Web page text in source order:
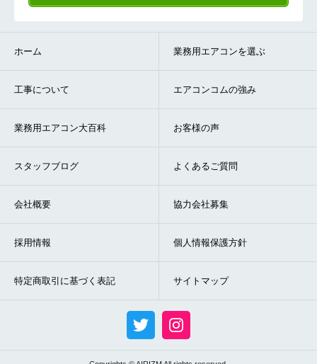
ホーム 業務用エアコンを選ぶ
工事について エアコンコムの強み
業務用エアコン大百科 お客様の声
スタッフブログ よくあるご質問
会社概要 協力会社募集
採用情報 個人情報保護方針
特定商取引に基づく表記 サイトマップ